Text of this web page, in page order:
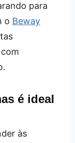
para
o Beway
é ideal
às